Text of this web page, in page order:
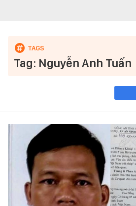
Tag: Nguyễn Anh Tuấn